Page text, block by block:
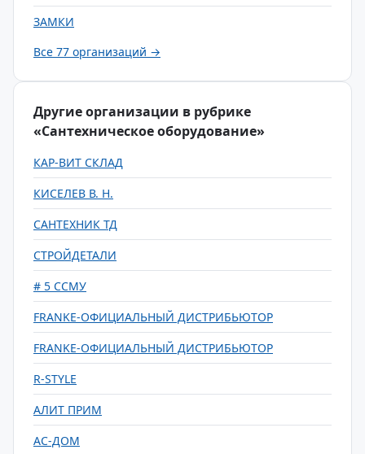
ЗАМКИ
Все 77 организаций →
Другие организации в рубрике
«Сантехническое оборудование»
КАР-ВИТ СКЛАД
КИСЕЛЕВ В. Н.
САНТЕХНИК ТД
СТРОЙДЕТАЛИ
# 5 ССМУ
FRANKE-ОФИЦИАЛЬНЫЙ ДИСТРИБЬЮТОР
FRANKE-ОФИЦИАЛЬНЫЙ ДИСТРИБЬЮТОР
R-STYLE
АЛИТ ПРИМ
АС-ДОМ